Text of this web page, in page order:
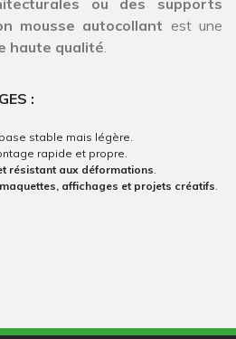
mousse autocollant est une
haute qualité
:
stable mais légère.
rapide et propre.
résistant aux déformations
affichages et projets créatifs